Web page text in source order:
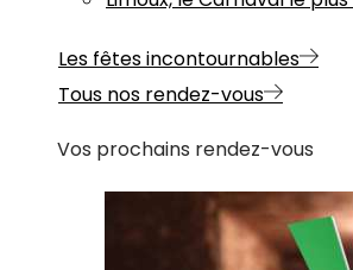
Les fêtes incontournables
Tous nos rendez-vous
Vos prochains rendez-vous